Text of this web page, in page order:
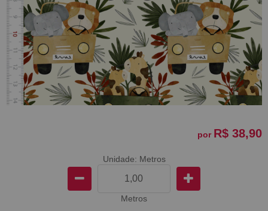
por R$ 38,90
Unidade: Metros
Metros